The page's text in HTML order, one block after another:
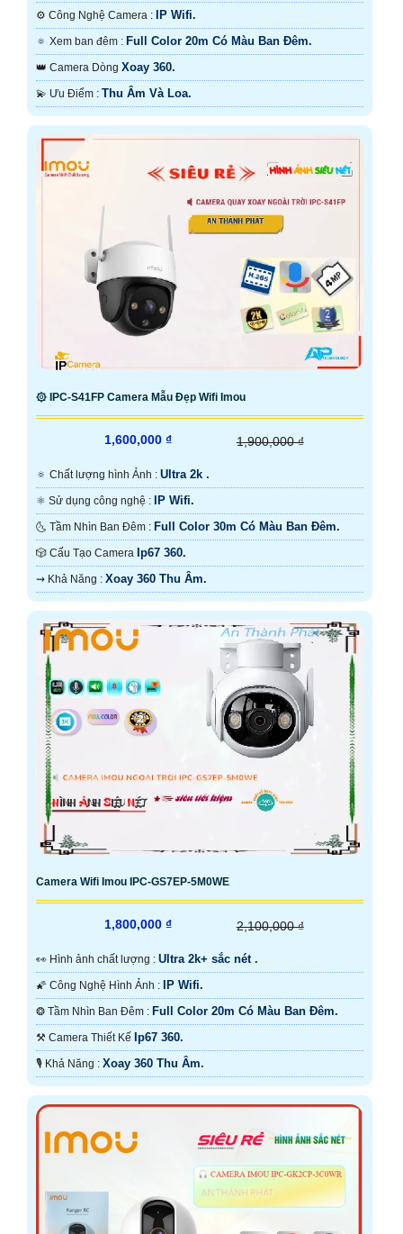
⚙ Công Nghệ Camera : IP Wifi.
🔅 Xem ban đêm : Full Color 20m Có Màu Ban Đêm.
👑 Camera Dòng Xoay 360.
️💫 Ưu Điểm : Thu Âm Và Loa.
۞ IPC-S41FP Camera Mẫu Đẹp Wifi Imou
1,600,000 ₫ 1,900,000 ₫
🔅 Chất lượng hình Ảnh : Ultra 2k .
⚛️ Sử dụng công nghệ : IP Wifi.
🌜 Tầm Nhìn Ban Đêm : Full Color 30m Có Màu Ban Đêm.
🎲 Cấu Tạo Camera Ip67 360.
️⇝ Khả Năng : Xoay 360 Thu Âm.
Camera Wifi Imou IPC-GS7EP-5M0WE
1,800,000 ₫ 2,100,000 ₫
️👀 Hình ảnh chất lượng : Ultra 2k+ sắc nét .
🌠 Công Nghệ Hình Ảnh : IP Wifi.
❂ Tầm Nhìn Ban Đêm : Full Color 20m Có Màu Ban Đêm.
⚒ Camera Thiết Kế Ip67 360.
️🎙 Khả Năng : Xoay 360 Thu Âm.